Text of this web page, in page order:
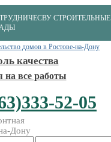
СТРОИТЕЛЬНЫЕ
качества
на все работы
52-05
Дону